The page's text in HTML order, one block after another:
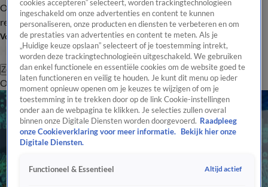
Overzicht Laatste nieuws Regionieuws Het beste van Hart
Tip de
redactie
Volg Hart van Nederland
Zoeken
OverzichtRegioUitzendingenWeerTip de redactiePanelVideo's
cookies accepteren” selecteert, worden trackingtechnologieën
ingeschakeld om onze advertenties en content te kunnen
personaliseren, onze producten en diensten te verbeteren en om
de prestaties van advertenties en content te meten. Als je
„Huidige keuze opslaan” selecteert of je toestemming intrekt,
worden deze trackingtechnologieën uitgeschakeld. We gebruiken
dan enkel functionele en essentiële cookies om de website goed te
laten functioneren en veilig te houden. Je kunt dit menu op ieder
moment opnieuw openen om je keuzes te wijzigen of om je
toestemming in te trekken door op de link Cookie-instellingen
onder aan de webpagina te klikken. Je selecties zullen overal
binnen onze Digitale Diensten worden doorgevoerd. Raadpleeg
onze Cookieverklaring voor meer informatie.
Bekijk hier onze
Digitale Diensten.
Functioneel & Essentieel Altijd actief